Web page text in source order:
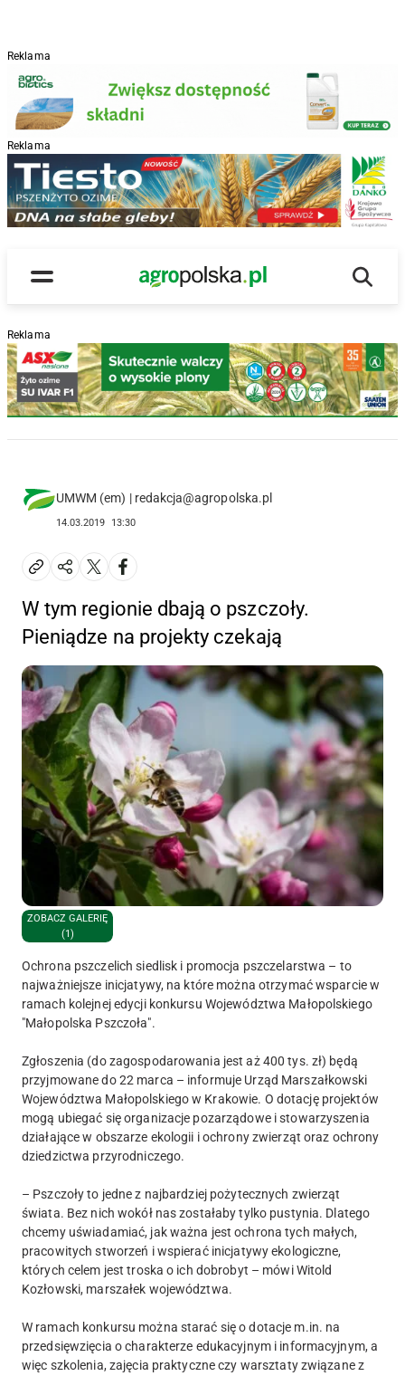
Reklama
Reklama
Menu
Main Logo
Reklama
UMWM (em) | redakcja@agropolska.pl
14.03.2019 13:30
W tym regionie dbają o pszczoły.
Pieniądze na projekty czekają
ZOBACZ GALERIĘ
(1)
Ochrona pszczelich siedlisk i promocja pszczelarstwa – to
najważniejsze inicjatywy, na które można otrzymać wsparcie w
ramach kolejnej edycji konkursu Województwa Małopolskiego
"Małopolska Pszczoła".
Zgłoszenia (do zagospodarowania jest aż 400 tys. zł) będą
przyjmowane do 22 marca – informuje Urząd Marszałkowski
Województwa Małopolskiego w Krakowie. O dotację projektów
mogą ubiegać się organizacje pozarządowe i stowarzyszenia
działające w obszarze ekologii i ochrony zwierząt oraz ochrony
dziedzictwa przyrodniczego.
– Pszczoły to jedne z najbardziej pożytecznych zwierząt
świata. Bez nich wokół nas zostałaby tylko pustynia. Dlatego
chcemy uświadamiać, jak ważna jest ochrona tych małych,
pracowitych stworzeń i wspierać inicjatywy ekologiczne,
których celem jest troska o ich dobrobyt – mówi Witold
Kozłowski, marszałek województwa.
W ramach konkursu można starać się o dotacje m.in. na
przedsięwzięcia o charakterze edukacyjnym i informacyjnym, a
więc szkolenia, zajęcia praktyczne czy warsztaty związane z